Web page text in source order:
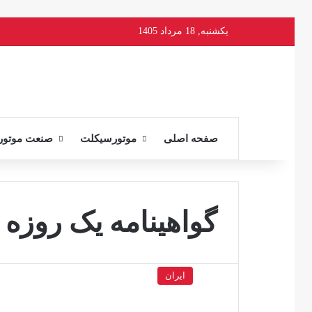
یکشنبه, 18 مرداد 1405
صفحه اصلی موتورسیکلت صنعت
گواهینامه یک روزه
ایران